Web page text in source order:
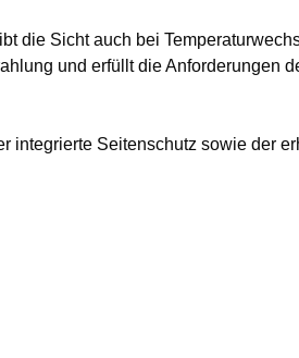
die Sicht auch bei
und erfüllt die Anforderungen
integrierte Seitenschutz sowie der